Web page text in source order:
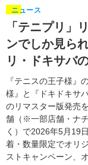
ゲーム
イベント
海外イベント
俳優・タレ
ビジネス
アニメ
書評
ゲーム
動画
アニメ
アニメ！アニメ
連載・コラム
「テニプリ」
ンでしか見ら
リ・ドキサバ
『テニスの王子様』
様』と『ドキドキサ
のリマスター版発売
舗（※一部店舗・ナ
く）で2026年5月19
着・数量限定でオリ
ストキャンペーン、
ニュース